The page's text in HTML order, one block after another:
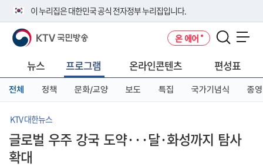
이 누리집은 대한민국 공식 전자정부 누리집입니다.
공식 누리집 주소 확인하기
니다.
이밖에 or.kr 또는 .kr등 다른 도메인 주소를 사용하고 있다면 아래 URL에
서 도메인 주소를 확인해 보세요
KTV 국민방송 온 에어
뉴스 프로그램 온라인콘텐츠 편성표
전체 정책 문화/교양 보도 특집 국가기념식 종영
KTV 대한뉴스
글로벌 우주 강국 도약···달·화성까지 탐사
확대